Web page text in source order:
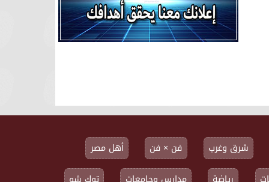
شرق وغرب فن × فن
أهل مصر